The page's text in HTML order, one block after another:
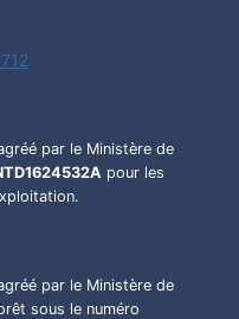
par le Ministère de
pour les
par le Ministère de
sous le numéro